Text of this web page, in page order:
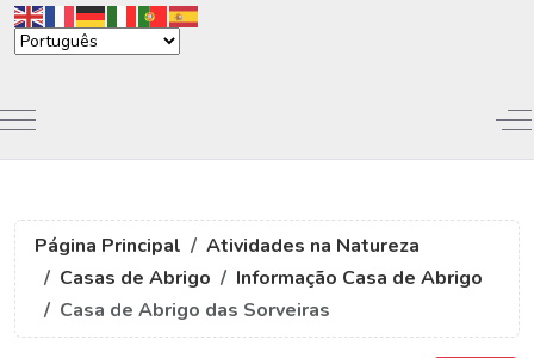
Mobile Menu Toggle
Página Principal
Atividades na Natureza
Casas de Abrigo
Informação Casa de Abrigo
Casa de Abrigo das Sorveiras